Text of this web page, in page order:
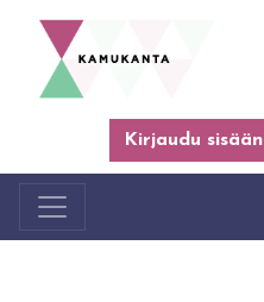
Kirjaudu sisään